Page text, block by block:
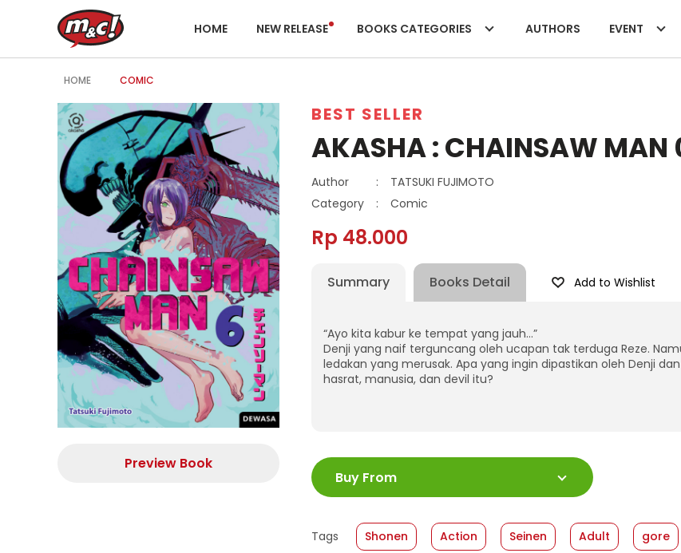
HOME NEW RELEASE BOOKS CATEGORIES AUTHORS EVENT
HOME COMIC
Preview Book
BEST SELLER
AKASHA : CHAINSAW MAN
Author :
TATSUKI FUJIMOTO
Category
: Comic
Rp 48.000
Summary Books Detail Add to Wishlist
“Ayo kita kabur ke tempat yang jauh…”
Denji yang naif terguncang oleh ucapan tak terduga Reze.
ledakan yang merusak. Apa yang ingin dipastikan oleh Denji
hasrat, manusia, dan devil itu?
ISBN :
978-623-03-1184-0
Jumlah Halaman
Size
:
13 x 19
Published Date
:
24 January 2024
Format
Softcover
Buy From
Tags Shonen Action Seinen Adult gore